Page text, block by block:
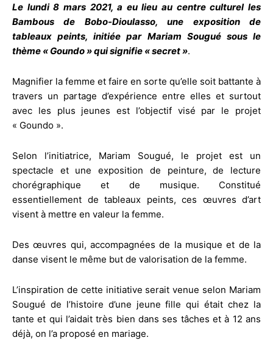
Le lundi 8 mars 2021, a eu lieu au centre culturel les
Bambous de Bobo-Dioulasso, une exposition de
tableaux peints, initiée par Mariam Sougué sous le
thème « Goundo » qui signifie « secret ».
Magnifier la femme et faire en sorte qu’elle soit battante à
travers un partage d’expérience entre elles et surtout
avec les plus jeunes est l’objectif visé par le projet
« Goundo ».
Selon l’initiatrice, Mariam Sougué, le projet est un
spectacle et une exposition de peinture, de lecture
chorégraphique et de musique. Constitué
essentiellement de tableaux peints, ces œuvres d’art
visent à mettre en valeur la femme.
Des œuvres qui, accompagnées de la musique et de la
danse visent le même but de valorisation de la femme.
L’inspiration de cette initiative serait venue selon Mariam
Sougué de l’histoire d’une jeune fille qui était chez la
tante et qui l’aidait très bien dans ses tâches et à 12 ans
déjà, on l’a proposé en mariage.